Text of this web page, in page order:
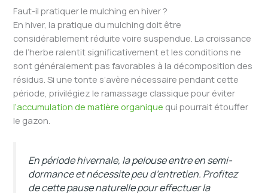
Faut-il pratiquer le mulching en hiver ?
En hiver, la pratique du mulching doit être
considérablement réduite voire suspendue. La croissance
de l’herbe ralentit significativement et les conditions ne
sont généralement pas favorables à la décomposition des
résidus. Si une tonte s’avère nécessaire pendant cette
période, privilégiez le ramassage classique pour éviter
l’accumulation de matière organique qui pourrait étouffer
le gazon.
En période hivernale, la pelouse entre en semi-
dormance et nécessite peu d’entretien. Profitez
de cette pause naturelle pour effectuer la